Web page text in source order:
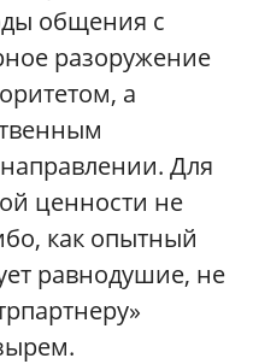
общения с
разоружение
а
Для
ценности не
как опытный
равнодушие, не